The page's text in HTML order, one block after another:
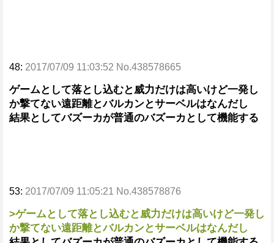
48: 2017/07/09 11:03:52 No.438578665
ゲームとして落とし込むと威力だけは高いけど一発し
か撃てない遠距離とバルカンとサーベルはなんだし
結果としてバズーカが普通のバズーカとして機能する
53: 2017/07/09 11:05:21 No.438578876
>ゲームとして落とし込むと威力だけは高いけど一発し
か撃てない遠距離とバルカンとサーベルはなんだし